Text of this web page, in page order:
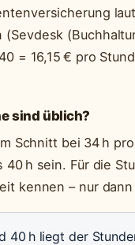
= 16,15 € pro
sind üblich?
Schnitt bei 34 h
h sein. Für die
kennen – nur
40 h liegt der